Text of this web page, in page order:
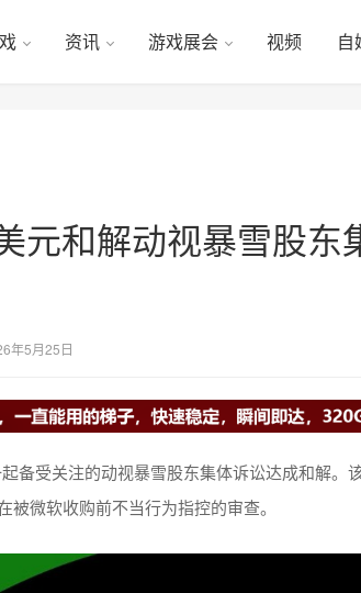
资讯 游戏展会 视频 自
元和解动视暴雪股东
年5月25日
备受关注的动视暴雪股东集体诉讼达成和解。
微软收购前不当行为指控的审查。